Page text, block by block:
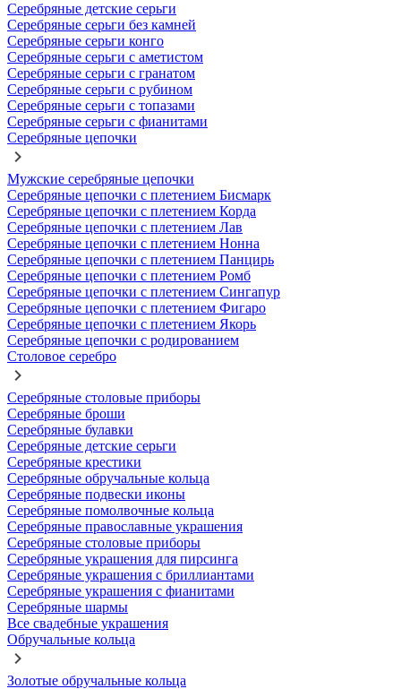
Серебряные детские серьги
Серебряные серьги без камней
Серебряные серьги конго
Серебряные серьги с аметистом
Серебряные серьги с гранатом
Серебряные серьги с рубином
Серебряные серьги с топазами
Серебряные серьги с фианитами
Серебряные цепочки
Мужские серебряные цепочки
Серебряные цепочки с плетением Бисмарк
Серебряные цепочки с плетением Корда
Серебряные цепочки с плетением Лав
Серебряные цепочки с плетением Нонна
Серебряные цепочки с плетением Панцирь
Серебряные цепочки с плетением Ромб
Серебряные цепочки с плетением Сингапур
Серебряные цепочки с плетением Фигаро
Серебряные цепочки с плетением Якорь
Серебряные цепочки с родированием
Столовое серебро
Серебряные столовые приборы
Серебряные броши
Серебряные булавки
Серебряные детские серьги
Серебряные крестики
Серебряные обручальные кольца
Серебряные подвески иконы
Серебряные помолвочные кольца
Серебряные православные украшения
Серебряные столовые приборы
Серебряные украшения для пирсинга
Серебряные украшения с бриллиантами
Серебряные украшения с фианитами
Серебряные шармы
Все свадебные украшения
Обручальные кольца
Золотые обручальные кольца